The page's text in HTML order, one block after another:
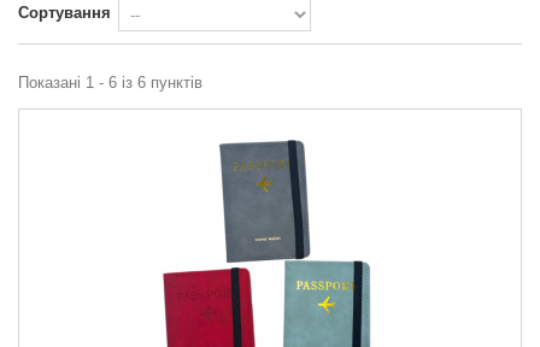
Сортування
Показані 1 - 6 із 6 пунктів